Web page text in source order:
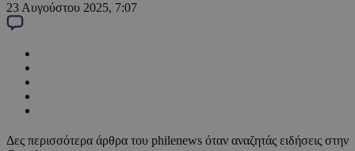
23 Αυγούστου 2025, 7:07
Δες περισσότερα άρθρα του philenews όταν αναζητάς ειδήσεις στην